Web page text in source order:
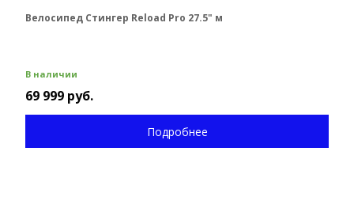
Велосипед Стингер Reload Pro 27.5" м
В наличии
69 999 руб.
Подробнее